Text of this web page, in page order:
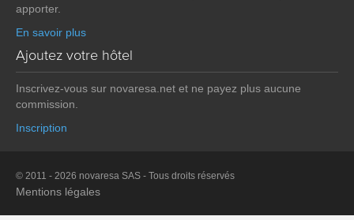
apporter.
En savoir plus
Ajoutez votre hôtel
Inscrivez-vous sur novaresa.net et ne payez plus aucune
commission.
Inscription
© 2011 - 2026 novaresa SAS - Tous droits réservés
Mentions légales